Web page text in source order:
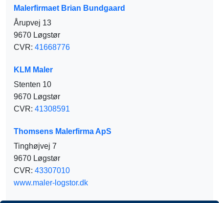
Malerfirmaet Brian Bundgaard
Årupvej 13
9670 Løgstør
CVR: 41668776
KLM Maler
Stenten 10
9670 Løgstør
CVR: 41308591
Thomsens Malerfirma ApS
Tinghøjvej 7
9670 Løgstør
CVR: 43307010
www.maler-logstor.dk